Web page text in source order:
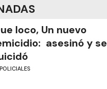
loco, Un nuevo
asesinó y se
POLICIALES